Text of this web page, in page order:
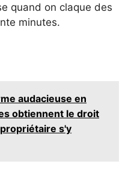
quand on claque des
minutes.
audacieuse en
obtiennent le droit
s'y